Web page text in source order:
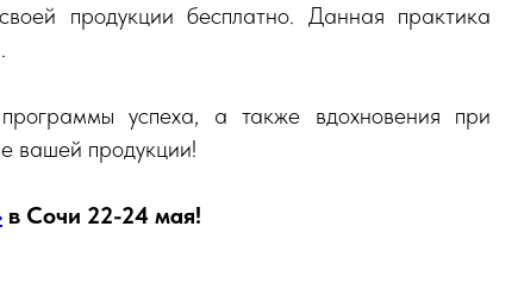
продукции бесплатно. Данная практика
успеха, а также вдохновения при
вашей продукции!
в Сочи 22-24 мая!